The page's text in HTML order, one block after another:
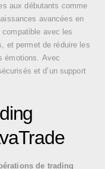
aux débutants comme
avancées en
avec les
et permet de réduire les
émotions. Avec
et d’un support
de trading